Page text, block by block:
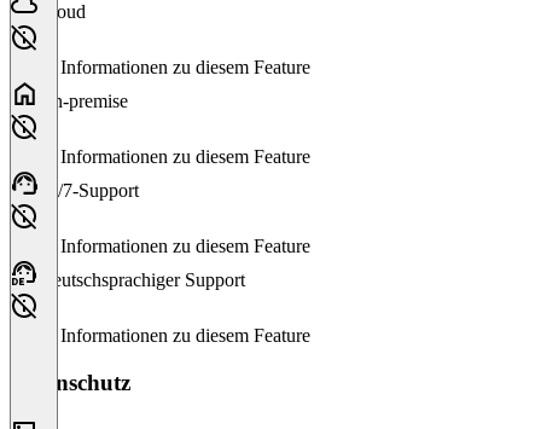
Cloud
Keine Informationen zu diesem Feature
On-premise
Keine Informationen zu diesem Feature
24/7-Support
Keine Informationen zu diesem Feature
Deutschsprachiger Support
Keine Informationen zu diesem Feature
Datenschutz